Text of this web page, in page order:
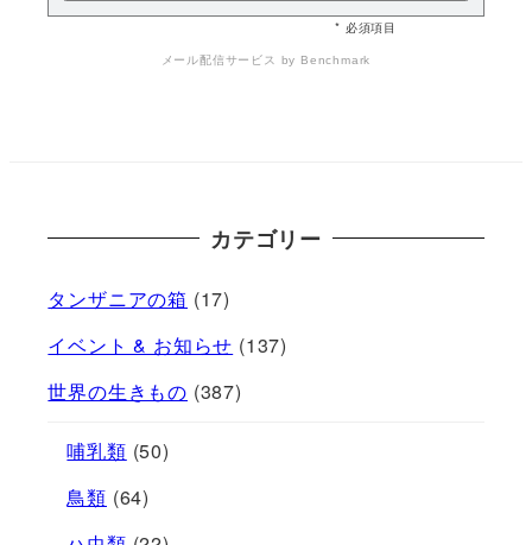
* 必須項目
メール配信サービス by Benchmark
カテゴリー
タンザニアの箱 (17)
イベント & お知らせ (137)
世界の生きもの (387)
哺乳類 (50)
鳥類 (64)